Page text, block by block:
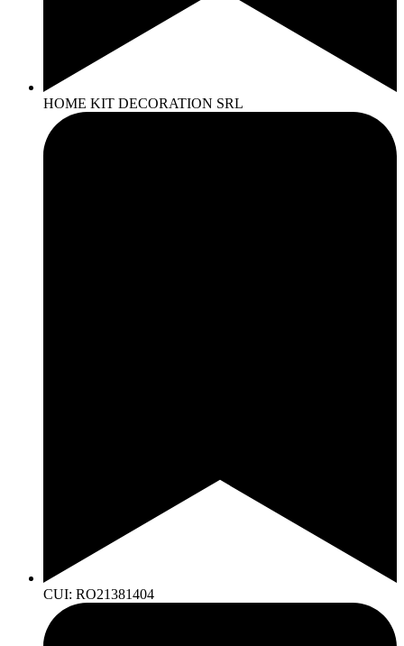
HOME KIT DECORATION SRL
CUI: RO21381404